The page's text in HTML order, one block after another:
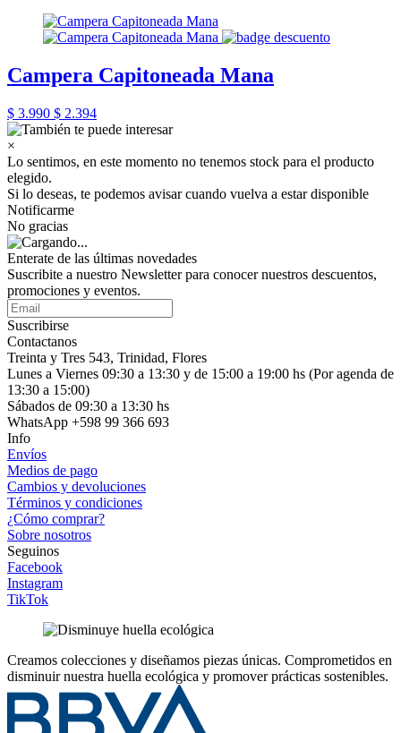
Campera Capitoneada Mana
$ 3.990 $ 2.394
×
Lo sentimos, en este momento no tenemos stock para el producto
elegido.
Si lo deseas, te podemos avisar cuando vuelva a estar disponible
Notificarme
No gracias
Enterate de las últimas novedades
Suscribite a nuestro Newsletter para conocer nuestros descuentos,
promociones y eventos.
Suscribirse
Contactanos
Treinta y Tres 543, Trinidad, Flores
Lunes a Viernes 09:30 a 13:30 y de 15:00 a 19:00 hs (Por agenda de
13:30 a 15:00)
Sábados de 09:30 a 13:30 hs
WhatsApp +598 99 366 693
Info
Envíos
Medios de pago
Cambios y devoluciones
Términos y condiciones
¿Cómo comprar?
Sobre nosotros
Seguinos
Facebook
Instagram
TikTok
Creamos colecciones y diseñamos piezas únicas. Comprometidos en
disminuir nuestra huella ecológica y promover prácticas sostenibles.